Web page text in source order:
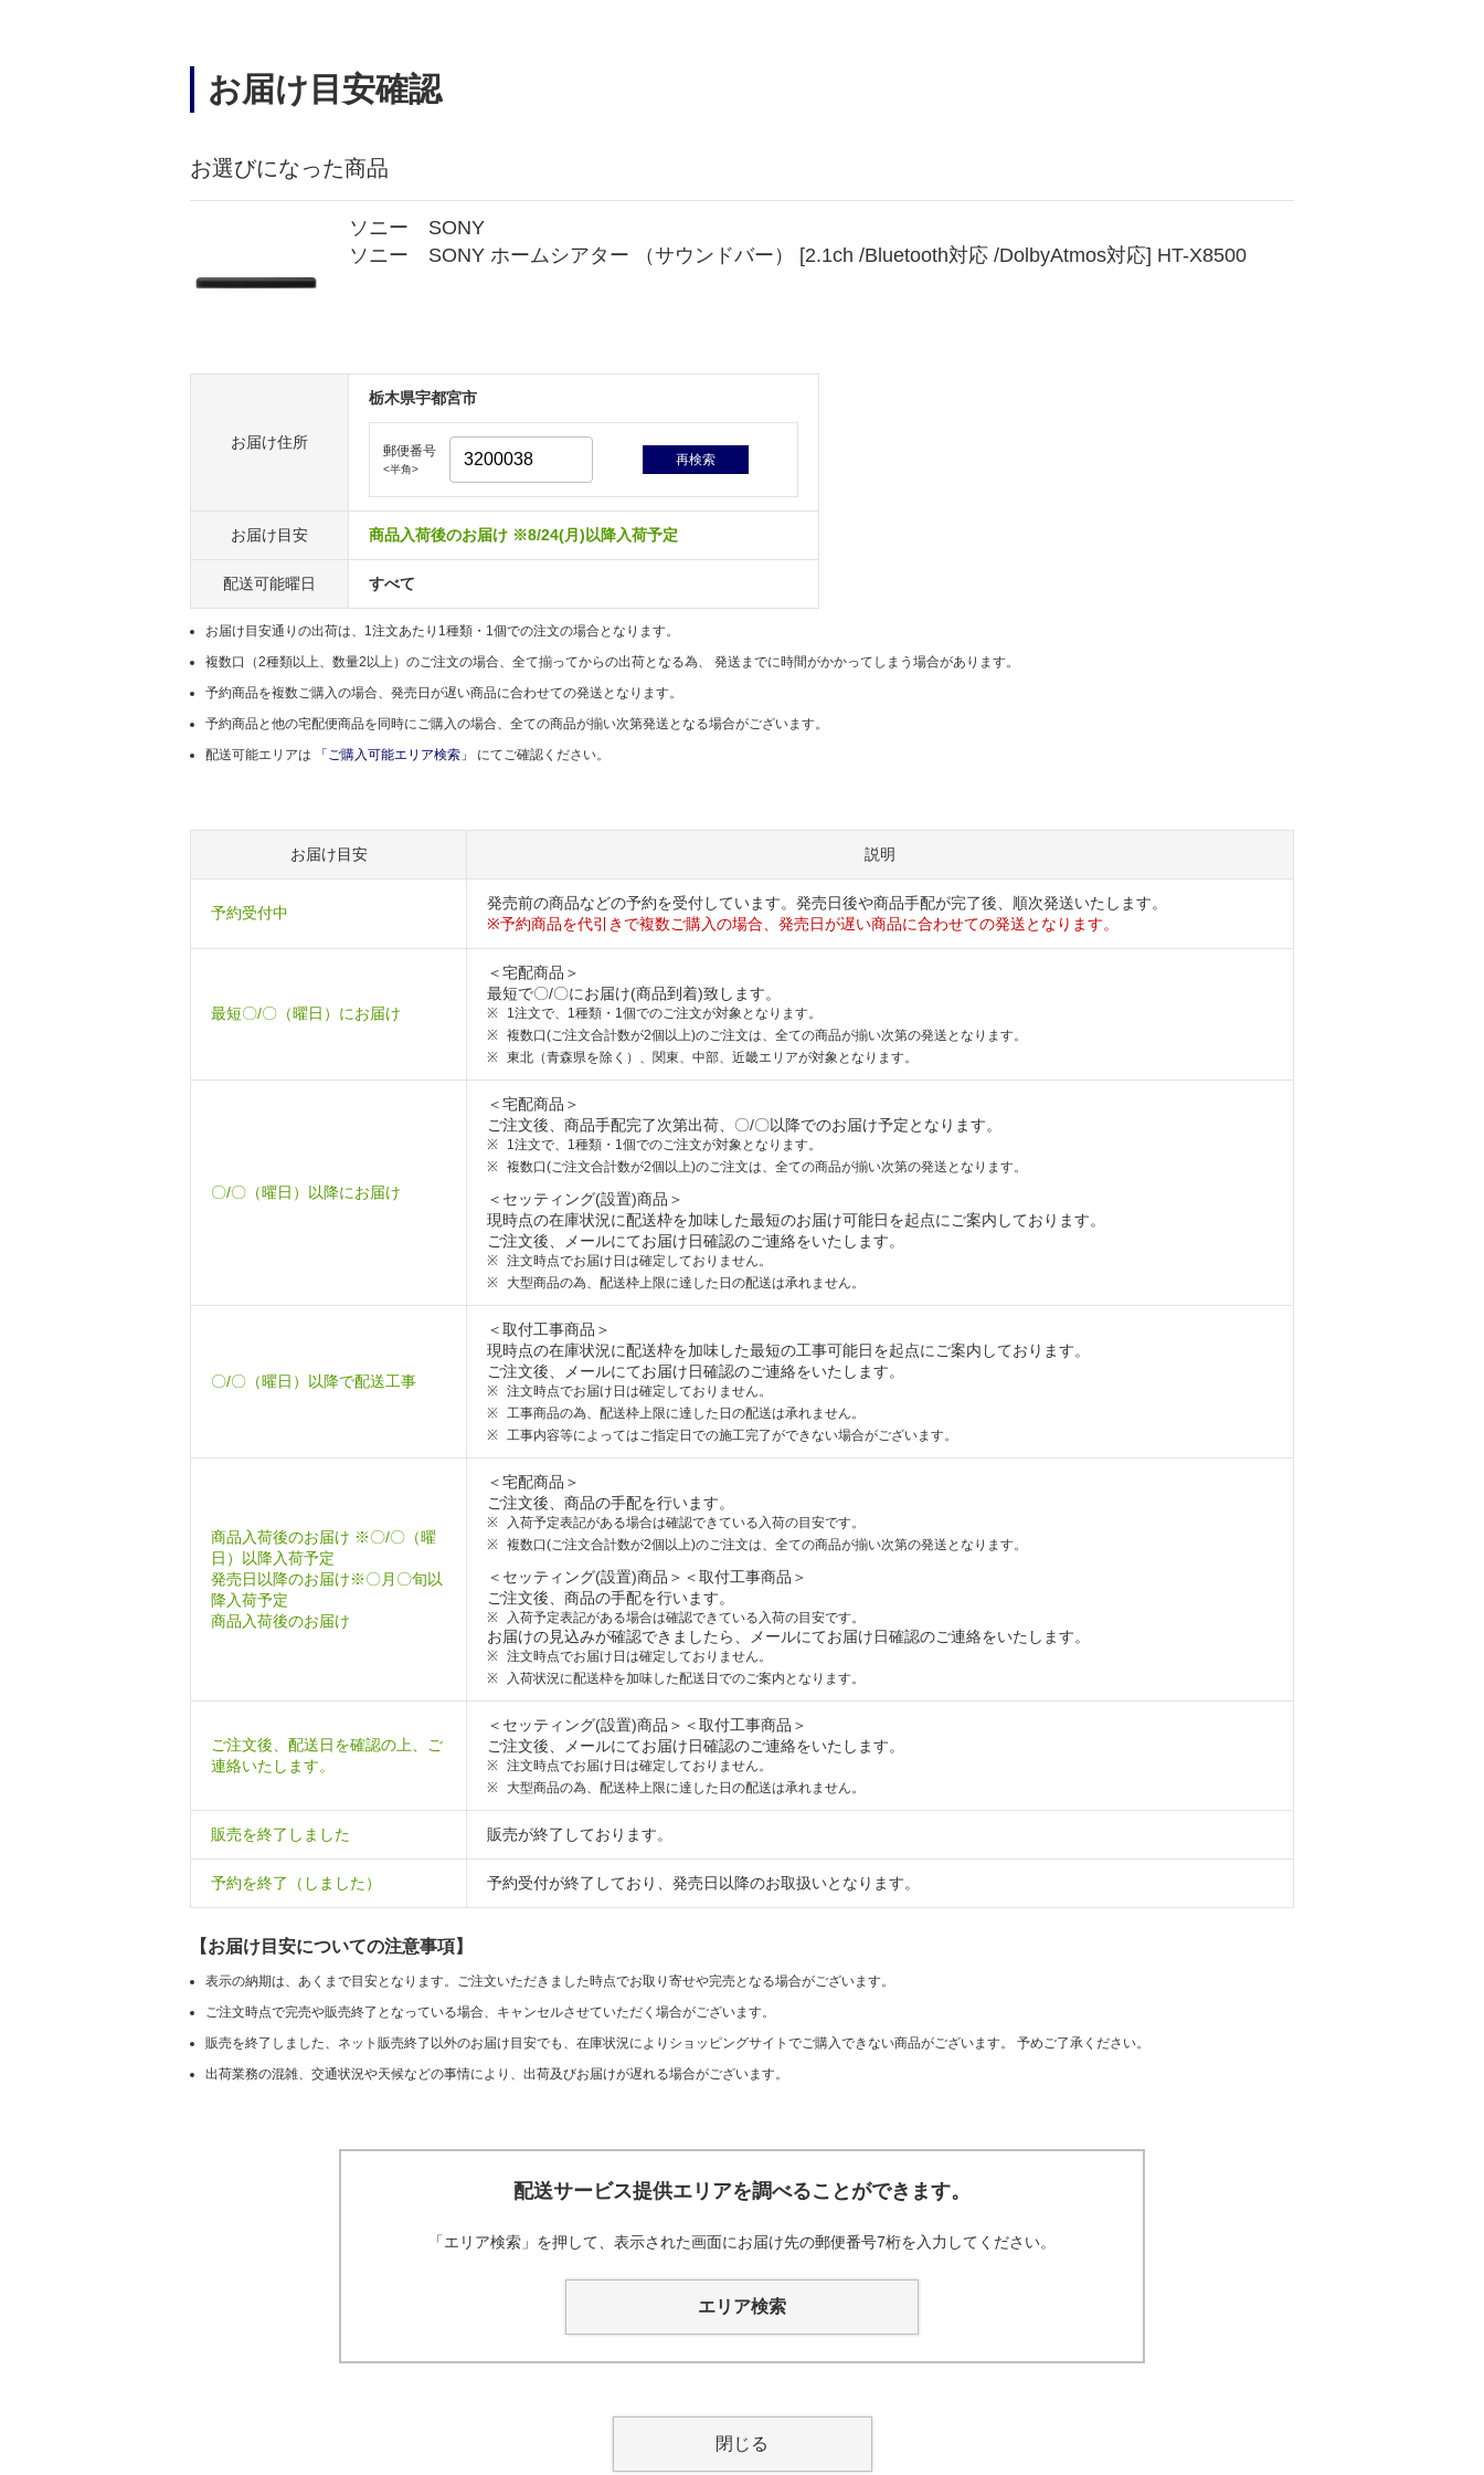
お届け目安確認
お選びになった商品
ソニー SONY
ソニー SONY ホームシアター （サウンドバー） [2.1ch /Bluetooth対応 /DolbyAtmos対応] HT-X8500
お届け住所
栃木県宇都宮市
郵便番号
<半角>
再検索
お届け目安 商品入荷後のお届け ※8/24(月)以降入荷予定
配送可能曜日 すべて
お届け目安通りの出荷は、1注文あたり1種類・1個での注文の場合となります。
複数口（2種類以上、数量2以上）のご注文の場合、全て揃ってからの出荷となる為、 発送までに時間がかかってしまう場合があります。
予約商品を複数ご購入の場合、発売日が遅い商品に合わせての発送となります。
予約商品と他の宅配便商品を同時にご購入の場合、全ての商品が揃い次第発送となる場合がございます。
配送可能エリアは
「ご購入可能エリア検索」 にてご確認ください。
お届け目安 説明
予約受付中
発売前の商品などの予約を受付しています。発売日後や商品手配が完了後、順次発送いたします。
※予約商品を代引きで複数ご購入の場合、発売日が遅い商品に合わせての発送となります。
最短〇/〇（曜日）にお届け
＜宅配商品＞
最短で〇/〇にお届け(商品到着)致します。
1注文で、1種類・1個でのご注文が対象となります。
複数口(ご注文合計数が2個以上)のご注文は、全ての商品が揃い次第の発送となります。
東北（青森県を除く）、関東、中部、近畿エリアが対象となります。
〇/〇（曜日）以降にお届け
＜宅配商品＞
ご注文後、商品手配完了次第出荷、〇/〇以降でのお届け予定となります。
1注文で、1種類・1個でのご注文が対象となります。
複数口(ご注文合計数が2個以上)のご注文は、全ての商品が揃い次第の発送となります。
＜セッティング(設置)商品＞
現時点の在庫状況に配送枠を加味した最短のお届け可能日を起点にご案内しております。
ご注文後、メールにてお届け日確認のご連絡をいたします。
注文時点でお届け日は確定しておりません。
大型商品の為、配送枠上限に達した日の配送は承れません。
〇/〇（曜日）以降で配送工事
＜取付工事商品＞
現時点の在庫状況に配送枠を加味した最短の工事可能日を起点にご案内しております。
ご注文後、メールにてお届け日確認のご連絡をいたします。
注文時点でお届け日は確定しておりません。
工事商品の為、配送枠上限に達した日の配送は承れません。
工事内容等によってはご指定日での施工完了ができない場合がございます。
商品入荷後のお届け ※〇/〇（曜
日）以降入荷予定
発売日以降のお届け※〇月〇旬以
降入荷予定
商品入荷後のお届け
＜宅配商品＞
ご注文後、商品の手配を行います。
入荷予定表記がある場合は確認できている入荷の目安です。
複数口(ご注文合計数が2個以上)のご注文は、全ての商品が揃い次第の発送となります。
＜セッティング(設置)商品＞＜取付工事商品＞
ご注文後、商品の手配を行います。
入荷予定表記がある場合は確認できている入荷の目安です。
お届けの見込みが確認できましたら、メールにてお届け日確認のご連絡をいたします。
注文時点でお届け日は確定しておりません。
入荷状況に配送枠を加味した配送日でのご案内となります。
ご注文後、配送日を確認の上、ご
連絡いたします。
＜セッティング(設置)商品＞＜取付工事商品＞
ご注文後、メールにてお届け日確認のご連絡をいたします。
注文時点でお届け日は確定しておりません。
大型商品の為、配送枠上限に達した日の配送は承れません。
販売を終了しました 販売が終了しております。
予約を終了（しました） 予約受付が終了しており、発売日以降のお取扱いとなります。
【お届け目安についての注意事項】
表示の納期は、あくまで目安となります。ご注文いただきました時点でお取り寄せや完売となる場合がございます。
ご注文時点で完売や販売終了となっている場合、キャンセルさせていただく場合がございます。
販売を終了しました、ネット販売終了以外のお届け目安でも、在庫状況によりショッピングサイトでご購入できない商品がございます。 予めご了承ください。
出荷業務の混雑、交通状況や天候などの事情により、出荷及びお届けが遅れる場合がございます。
配送サービス提供エリアを調べることができます。
「エリア検索」を押して、表示された画面にお届け先の郵便番号7桁を入力してください。
エリア検索
閉じる